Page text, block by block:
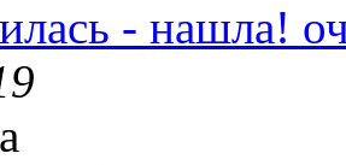
- нашла!